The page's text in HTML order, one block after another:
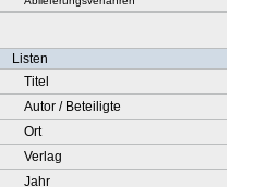
Listen
Titel
Autor / Beteiligte
Ort
Verlag
Jahr